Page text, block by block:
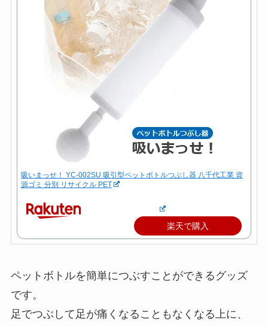
吸いまっせ！ YC-002SU 吸引型ペットボトルつぶし器 八千代工業 資
源ゴミ 分別 リサイクル PET
楽天で購入
ペットボトルを簡単につぶすことができるグッズ
です。
足でつぶして足が痛くなることもなくなる上に、